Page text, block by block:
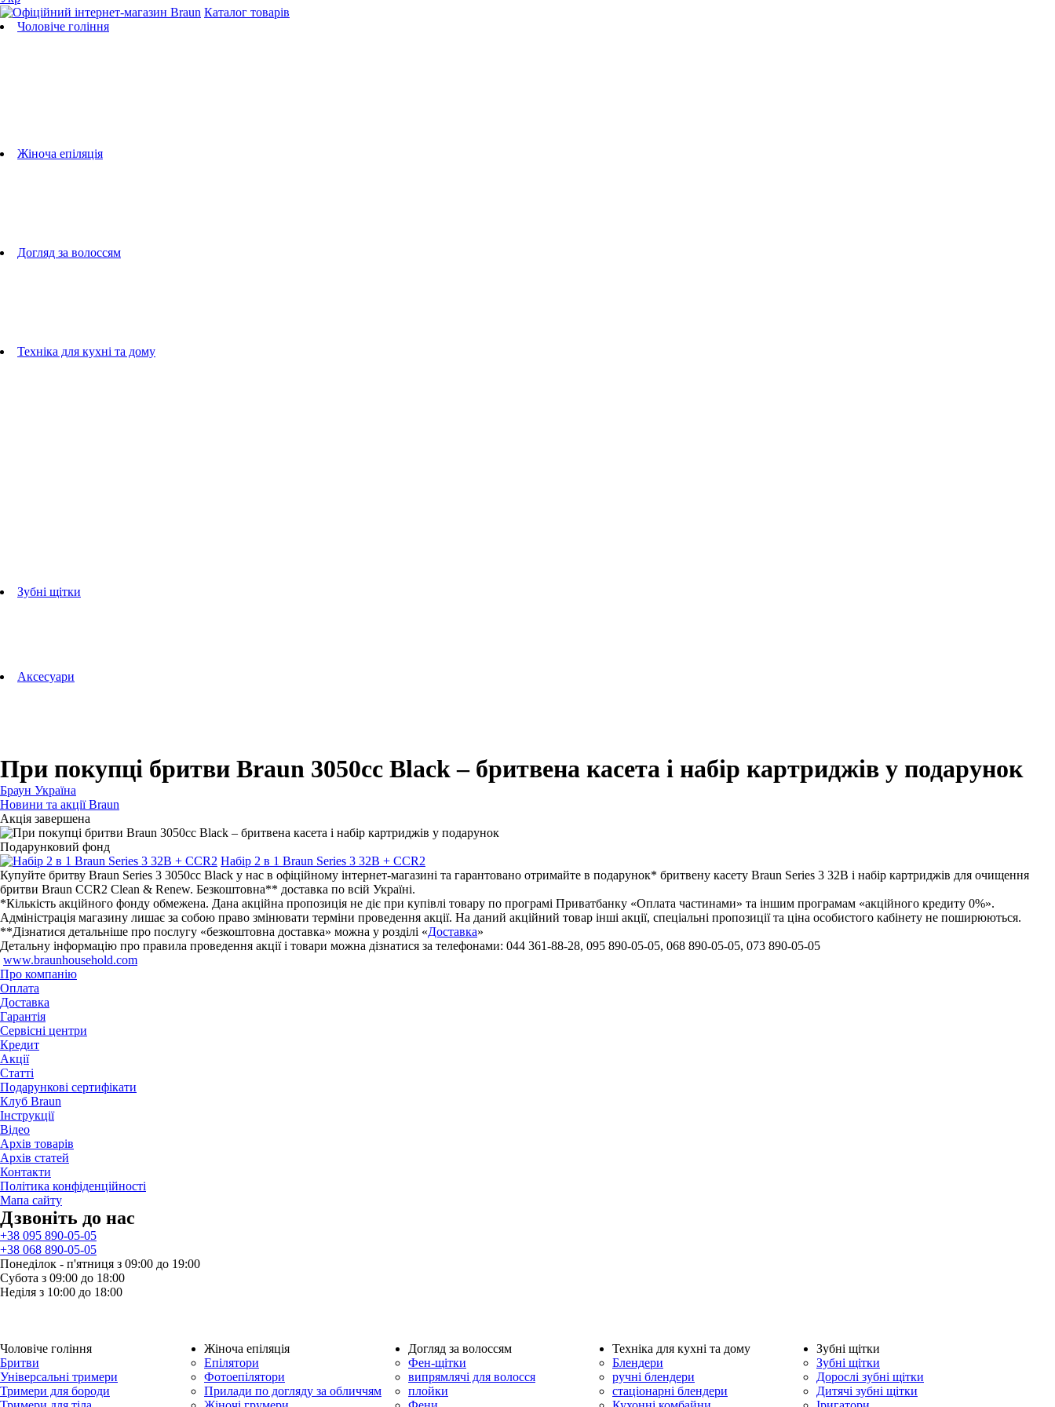
Каталог товарів
Чоловіче гоління
Жіноча епіляція
Догляд за волоссям
Техніка для кухні та дому
Зубні щітки
Aксесуари
При покупці бритви Braun 3050cc Black – бритвена касета і набір картриджів у подарунок
Браун Україна
Новини та акції Braun
Акція завершена
Подарунковий фонд
Набір 2 в 1 Braun Series 3 32B + CCR2
Купуйте бритву Braun Series 3 3050cc Black у нас в офіційному інтернет-магазині та гарантовано отримайте в подарунок* бритвену касету Braun Series 3 32B і набір картриджів для очищення
бритви Braun CCR2 Clean & Renew. Безкоштовна** доставка по всій Україні.
*Кількість акційного фонду обмежена. Дана акційна пропозиція не діє при купівлі товару по програмі Приватбанку «Оплата частинами» та іншим програмам «акційного кредиту 0%».
Адміністрація магазину лишає за собою право змінювати терміни проведення акції. На даний акційний товар інші акції, спеціальні пропозиції та ціна особистого кабінету не поширюються.
**Дізнатися детальніше про послугу «безкоштовна доставка» можна у розділі «Доставка»
Детальну інформацію про правила проведення акції і товари можна дізнатися за телефонами: 044 361-88-28, 095 890-05-05, 068 890-05-05, 073 890-05-05
www.braunhousehold.com
Про компанію
Оплата
Доставка
Гарантія
Сервісні центри
Кредит
Акції
Статті
Подарункові сертифікати
Клуб Braun
Iнструкції
Відео
Архів товарів
Архів статей
Контакти
Політика конфіденційності
Мапа сайту
Дзвонiть до нас
+38 095 890-05-05
+38 068 890-05-05
Понеділок - п'ятниця з 09:00 до 19:00
Субота з 09:00 до 18:00
Неділя з 10:00 до 18:00
Чоловіче гоління
Бритви
Універсальні тримери
Тримери для бороди
Жіноча епіляція
Епілятори
Фотоепілятори
Прилади по догляду за обличчям
Догляд за волоссям
Фен-щітки
випрямлячі для волосся
плойки
Техніка для кухні та дому
Блендери
ручні блендери
стаціонарні блендери
Зубні щітки
Зубні щітки
Дорослі зубні щітки
Дитячі зубні щітки